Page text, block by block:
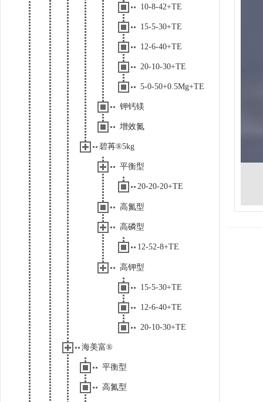
10-8-42+TE
15-5-30+TE
12-6-40+TE
20-10-30+TE
5-0-50+0.5Mg+TE
钾钙镁
增效氮
碧苒®5kg
平衡型
20-20-20+TE
高氮型
高磷型
12-52-8+TE
高钾型
15-5-30+TE
12-6-40+TE
20-10-30+TE
海美富®
平衡型
高氮型